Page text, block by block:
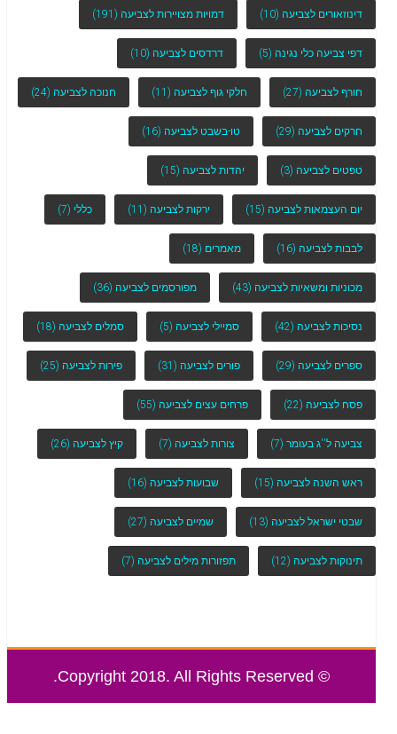
דינוזאורים לצביעה (10) דמויות מצויירות לצביעה (191)
דפי צביעה כלי נגינה (5) דרדסים לצביעה (10)
חורף לצביעה (27) חלקי גוף לצביעה (11) חנוכה לצביעה (24)
חרקים לצביעה (29) טו-בשבט לצביעה (16)
טפטים לצביעה (3) יהדות לצביעה (15)
יום העצמאות לצביעה (15) ירקות לצביעה (11) כללי (7)
לבבות לצביעה (16) מאמרים (18)
מכוניות ומשאיות לצביעה (43) מפורסמים לצביעה (36)
נסיכות לצביעה (42) סמיילי לצביעה (5) סמלים לצביעה (18)
ספרים לצביעה (29) פורים לצביעה (31) פירות לצביעה (25)
פסח לצביעה (22) פרחים עצים לצביעה (55)
צביעה ל''ג בעומר (7) צורות לצביעה (7) קיץ לצביעה (26)
ראש השנה לצביעה (15) שבועות לצביעה (16)
שבטי ישראל לצביעה (13) שמיים לצביעה (27)
תינוקות לצביעה (12) תפזורות מילים לצביעה (7)
© Copyright 2018. All Rights Reserved.